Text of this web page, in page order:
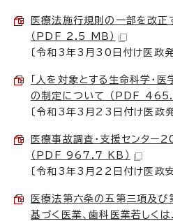
医療法施行規則の一部を改正
（PDF 2.5 MB）
〔令和3年3月30日付け医政
「人を対象とする生命科学・
の制定について （PDF
〔令和3年3月23日付け医政
医療事故調査・支援センタ
（PDF 967.7 KB）
〔令和3年3月22日付け医政
医療法第六条の五第三項及び
基づく医業、歯科医業若しく